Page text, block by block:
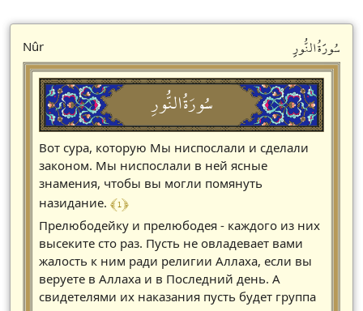
Nûr سُورَةُالنُّورِ
سُورَةُالنُّورِ
Вот сура, которую Мы ниспослали и сделали
законом. Мы ниспослали в ней ясные
знамения, чтобы вы могли помянуть
назидание. ﴾ 1 ﴿
Прелюбодейку и прелюбодея - каждого из них
высеките сто раз. Пусть не овладевает вами
жалость к ним ради религии Аллаха, если вы
веруете в Аллаха и в Последний день. А
свидетелями их наказания пусть будет группа